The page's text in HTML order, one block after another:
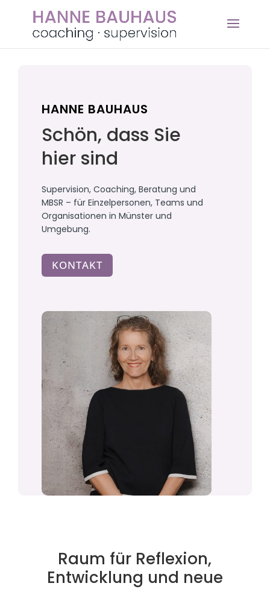
HANNE BAUHAUS
Schön, dass Sie
hier sind
Supervision, Coaching, Beratung und
MBSR – für Einzelpersonen, Teams und
Organisationen in Münster und
Umgebung.
KONTAKT
Raum für Reflexion,
Entwicklung und neue